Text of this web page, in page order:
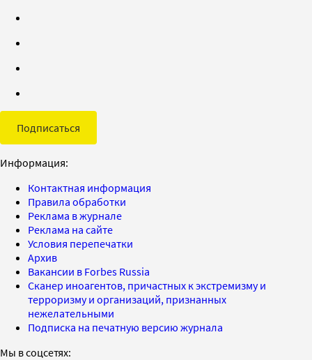
Подписаться
Информация:
Контактная информация
Правила обработки
Реклама в журнале
Реклама на сайте
Условия перепечатки
Архив
Вакансии в Forbes Russia
Сканер иноагентов, причастных к экстремизму и
терроризму и организаций, признанных
нежелательными
Подписка на печатную версию журнала
Мы в соцсетях: